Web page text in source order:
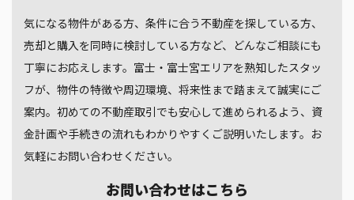
気になる物件がある方、条件に合う不動産を探している方、
売却と購入を同時に検討している方など、どんなご相談にも
丁寧にお応えします。富士・富士宮エリアを熟知したスタッ
フが、物件の特徴や周辺環境、将来性まで踏まえて誠実にご
案内。初めての不動産取引でも安心して進められるよう、資
金計画や手続きの流れもわかりやすくご説明いたします。お
気軽にお問い合わせください。
お問い合わせはこちら